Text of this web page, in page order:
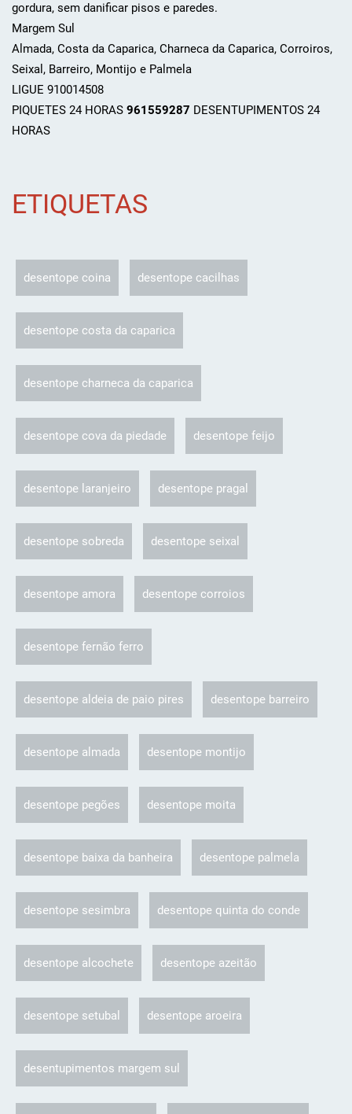
gordura, sem danificar pisos e paredes.
Margem Sul
Almada, Costa da Caparica, Charneca da Caparica, Corroiros,
Seixal, Barreiro, Montijo e Palmela
LIGUE 910014508
PIQUETES 24 HORAS 961559287 DESENTUPIMENTOS 24
HORAS
ETIQUETAS
desentope coina desentope cacilhas
desentope costa da caparica
desentope charneca da caparica
desentope cova da piedade desentope feijo
desentope laranjeiro desentope pragal
desentope sobreda desentope seixal
desentope amora desentope corroios
desentope fernão ferro
desentope aldeia de paio pires desentope barreiro
desentope almada desentope montijo
desentope pegões desentope moita
desentope baixa da banheira desentope palmela
desentope sesimbra desentope quinta do conde
desentope alcochete desentope azeitão
desentope setubal desentope aroeira
desentupimentos margem sul